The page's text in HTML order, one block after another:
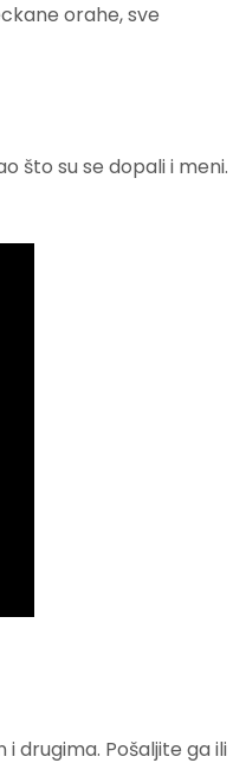
orahe, sve
što su se dopali i meni.
drugima. Pošaljite ga ili